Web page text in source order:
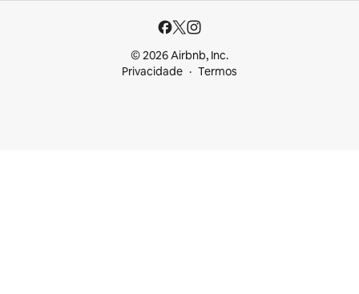
© 2026 Airbnb, Inc.
Privacidade
Termos